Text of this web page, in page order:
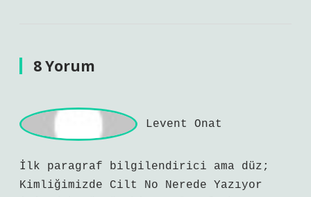
8 Yorum
event Onat